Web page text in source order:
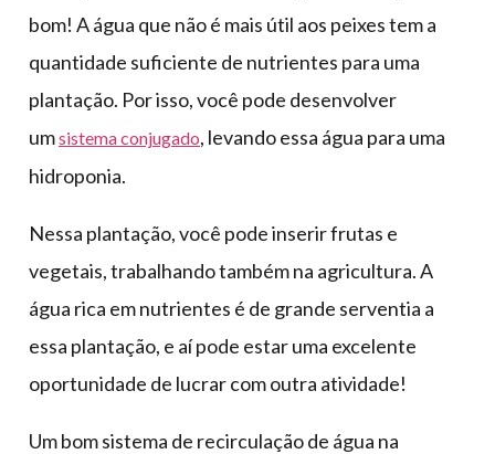
bom! A água que não é mais útil aos peixes tem a
quantidade suficiente de nutrientes para uma
plantação. Por isso, você pode desenvolver
umsistema conjugado, levando essa água para uma
hidroponia.
Nessa plantação, você pode inserir frutas e
vegetais, trabalhando também na agricultura. A
água rica em nutrientes é de grande serventia a
essa plantação, e aí pode estar uma excelente
oportunidade de lucrar com outra atividade!
Um bom sistema de recirculação de água na